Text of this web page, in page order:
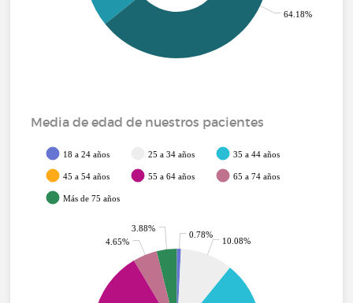
64.18%
Media de edad de nuestros pacientes
18 a 24 años 25 a 34 años 35 a 44 años
45 a 54 años 55 a 64 años 65 a 74 años
Más de 75 años
0.78%
10.08%
4.65%
3.88%